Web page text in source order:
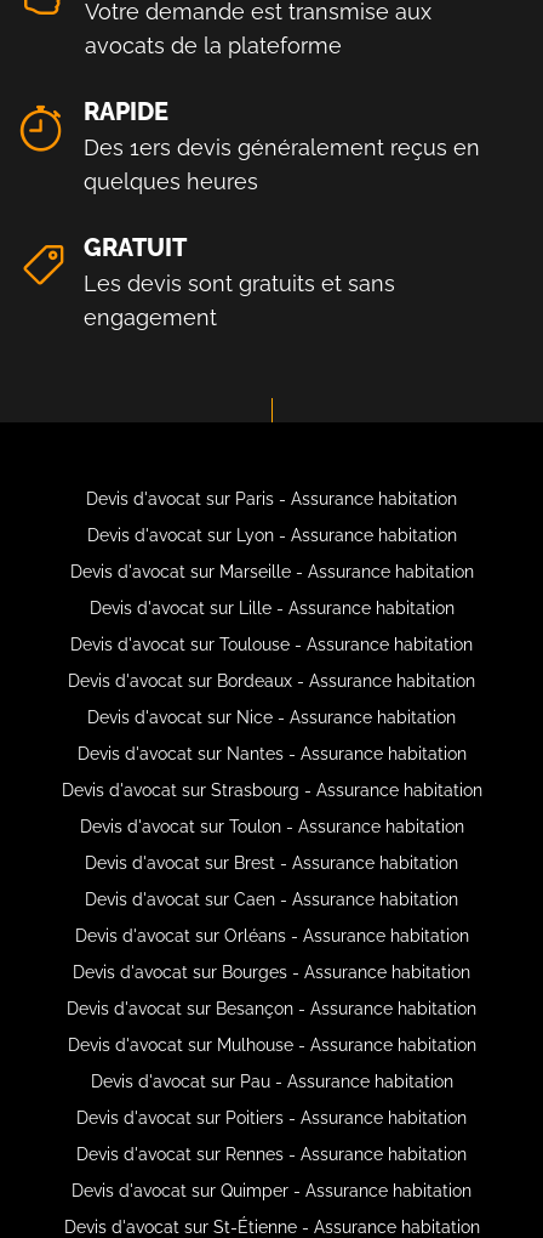
Votre demande est transmise aux
avocats de la plateforme
RAPIDE
Des 1ers devis généralement reçus en
quelques heures
GRATUIT
Les devis sont gratuits et sans
engagement
Devis d'avocat sur Paris - Assurance habitation
Devis d'avocat sur Lyon - Assurance habitation
Devis d'avocat sur Marseille - Assurance habitation
Devis d'avocat sur Lille - Assurance habitation
Devis d'avocat sur Toulouse - Assurance habitation
Devis d'avocat sur Bordeaux - Assurance habitation
Devis d'avocat sur Nice - Assurance habitation
Devis d'avocat sur Nantes - Assurance habitation
Devis d'avocat sur Strasbourg - Assurance habitation
Devis d'avocat sur Toulon - Assurance habitation
Devis d'avocat sur Brest - Assurance habitation
Devis d'avocat sur Caen - Assurance habitation
Devis d'avocat sur Orléans - Assurance habitation
Devis d'avocat sur Bourges - Assurance habitation
Devis d'avocat sur Besançon - Assurance habitation
Devis d'avocat sur Mulhouse - Assurance habitation
Devis d'avocat sur Pau - Assurance habitation
Devis d'avocat sur Poitiers - Assurance habitation
Devis d'avocat sur Rennes - Assurance habitation
Devis d'avocat sur Quimper - Assurance habitation
Devis d'avocat sur St-Étienne - Assurance habitation